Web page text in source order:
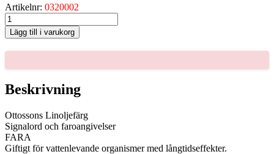
Artikelnr: 0320002
LINOLJEFÄRG
KØBENHAVNGRØN,
1-
LIT
Lägg till i varukorg
Beskrivning
Ottossons Linoljefärg
Signalord och faroangivelser
FARA
Giftigt för vattenlevande organismer med långtidseffekter.